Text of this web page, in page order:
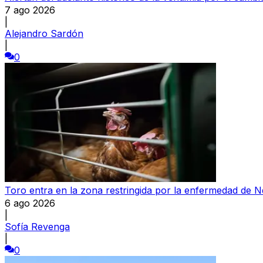
7 ago 2026
Alejandro Sardón
0
Toro entra en la zona restringida por la enfermedad de
6 ago 2026
Sofía Revenga
0